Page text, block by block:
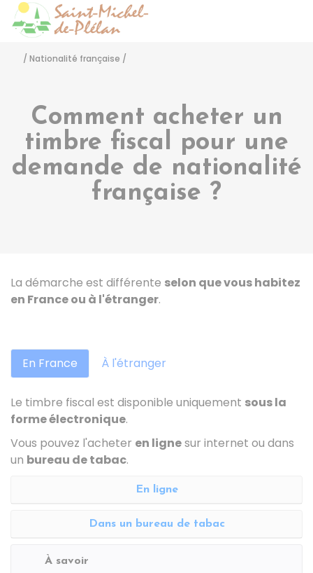
/ Nationalité française /
Comment acheter un
timbre fiscal pour une
demande de nationalité
française ?
La démarche est différente selon que vous habitez
en France ou à l'étranger.
En France À l'étranger
Le timbre fiscal est disponible uniquement sous la
forme électronique.
Vous pouvez l'acheter en lignesur internet ou dans
un bureau de tabac.
En ligne
Dans un bureau de tabac
À savoir